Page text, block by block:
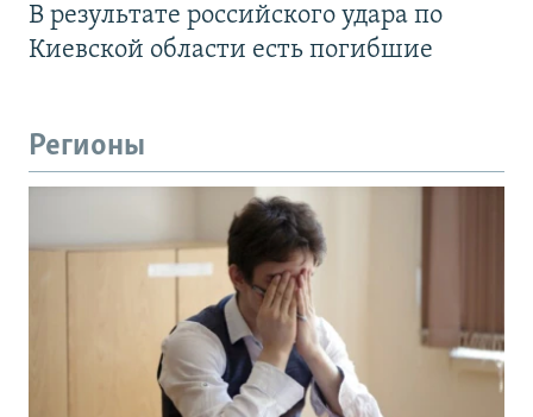
В результате российского удара по
Киевской области есть погибшие
Регионы